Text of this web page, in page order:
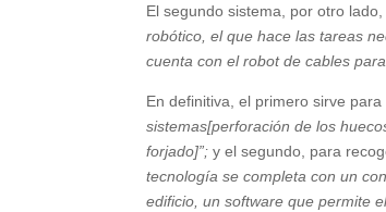
El segundo sistema, por otro
robótico, el que hace las tareas
cuenta con el robot de cables
En definitiva, el primero sirve para
sistemas[perforación de los
forjado]”;y el segundo, para
tecnología se completa con un
edificio, un software que permite